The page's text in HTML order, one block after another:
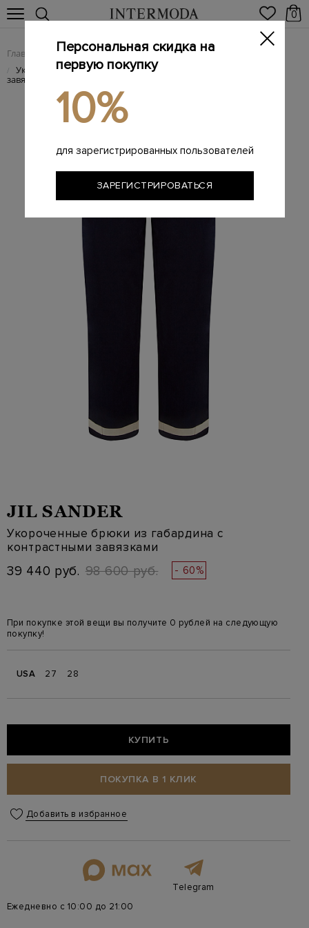
0
Главная Женщинам / Женская одежда / Женские брюки
/ Укороченные брюки из габардина с контрастными
завязками
JIL SANDER
Укороченные брюки из габардина с
контрастными завязками
39 440 руб. 98 600 руб. - 60%
При покупке этой вещи вы получите 0 рублей на следующую
покупку!
USA 27 28
КУПИТЬ
ПОКУПКА В 1 КЛИК
Добавить в избранное
Telegram
Ежедневно с 10:00 до 21:00
Персональная скидка на
первую покупку
10%
для зарегистрированных пользователей
ЗАРЕГИСТРИРОВАТЬСЯ